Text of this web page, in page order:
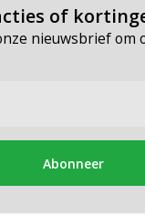
of
nieuwsbrief om
Abonneer